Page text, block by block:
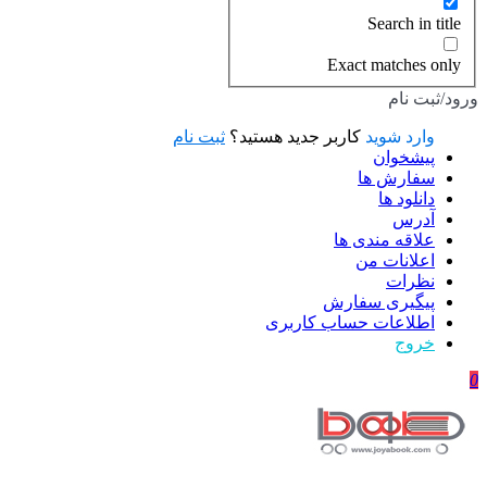
Search in title
Exact matches only
ورود/ثبت نام
وارد شوید کاربر جدید هستید؟ ثبت نام
پیشخوان
سفارش ها
دانلود ها
آدرس
علاقه مندی ها
اعلانات من
نظرات
پیگیری سفارش
اطلاعات حساب كاربری
خروج
0